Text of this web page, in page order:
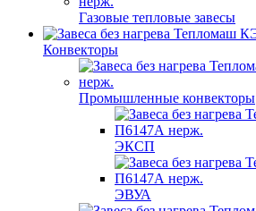
Газовые тепловые завесы
Конвекторы
Промышленные конвекторы
ЭКСП
ЭВУА